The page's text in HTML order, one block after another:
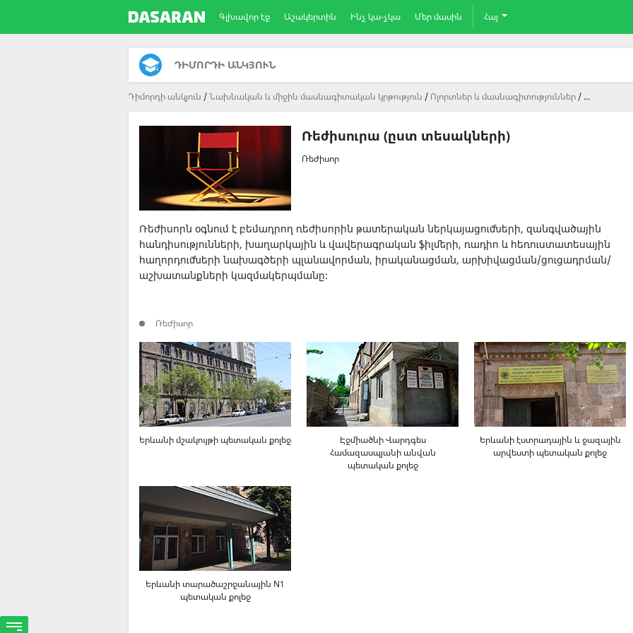
Գլխավոր էջ Աշակերտին Ինչ կա-չկա Մեր մասին Հայ
ԴԻՄՈՐԴԻ ԱՆԿՅՈՒՆ
Դիմորդի անկյուն Նախնական և միջին մասնագիտական կրթություն Ոլորտներ և մասնագիտություններ ...
Ռեժիսուրա (ըստ տեսակների)
Ռեժիսոր
Ռեժիսորն օգնում է բեմադրող ռեժիսորին թատերական ներկայացումների, զանգվածային
հանդիսությունների, խաղարկային և վավերագրական ֆիլմերի, ռադիո և հեռուստատեսային
հաղորդումների նախագծերի պլանավորման, իրականացման, արխիվացման/ցուցադրման/
աշխատանքների կազմակերպմանը:
Ռեժիսոր
Երևանի մշակույթի պետական քոլեջ
Էջմիածնի Վարդգես
Համազասպյանի անվան
պետական քոլեջ
Երևանի էստրադային և ջազային
արվեստի պետական քոլեջ
Երևանի տարածաշրջանային N1
պետական քոլեջ